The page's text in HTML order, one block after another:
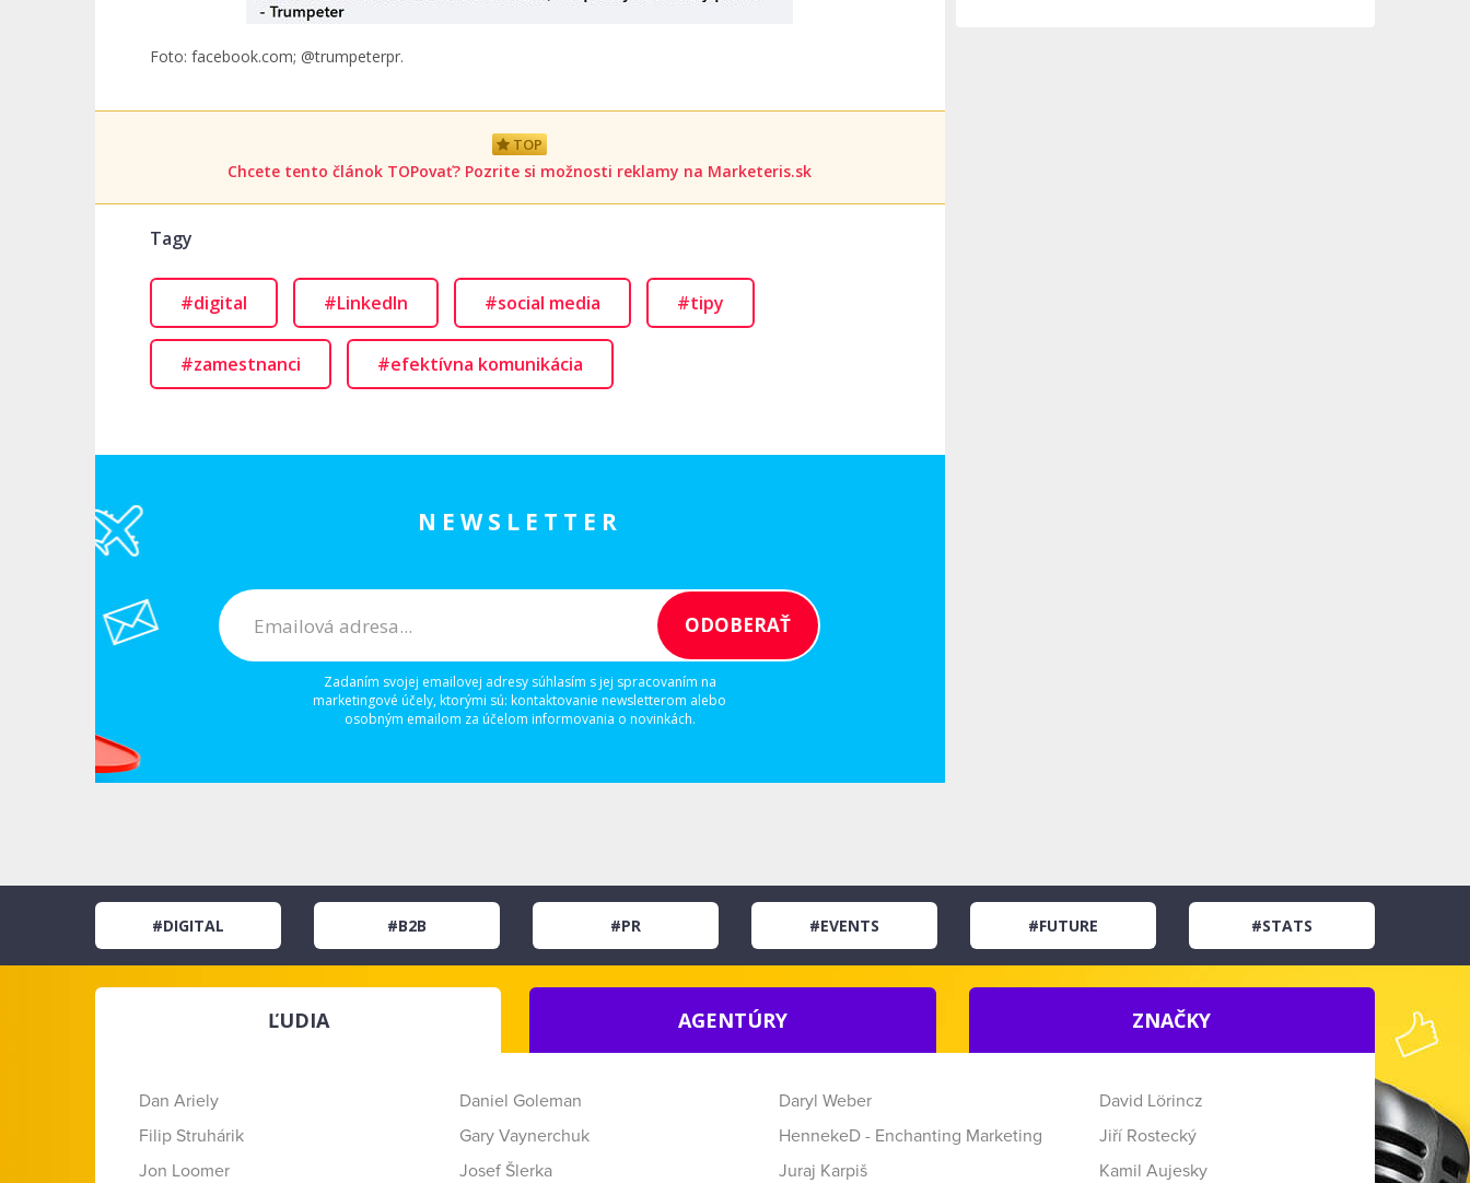
Foto: facebook.com; @trumpeterpr.
TOP
Chcete tento článok TOPovať? Pozrite si možnosti reklamy na Marketeris.sk
Tagy
#digital #LinkedIn #social media #tipy
#zamestnanci #efektívna komunikácia
NEWSLETTER
Zadaním svojej emailovej adresy súhlasím s jej spracovaním na
marketingové účely, ktorými sú: kontaktovanie newsletterom alebo
osobným emailom za účelom informovania o novinkách.
#DIGITAL #B2B #PR #EVENTS #FUTURE #STATS
ĽUDIA AGENTÚRY ZNAČKY
Dan Ariely Daniel Goleman Daryl Weber
David Lörincz
Filip Struhárik
Gary Vaynerchuk HennekeD - Enchanting Marketing
Jiří Rostecký
Jon Loomer
Josef Šlerka Juraj Karpiš
Kamil Aujesky